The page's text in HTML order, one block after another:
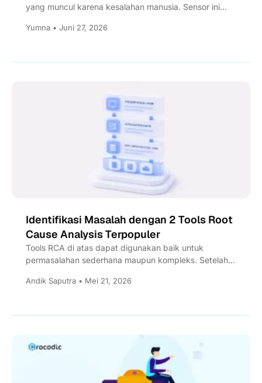
yang muncul karena kesalahan manusia. Sensor ini
Yumna • Juni 27, 2026
Identifikasi Masalah dengan 2 Tools Root
Cause Analysis Terpopuler
Tools RCA di atas dapat digunakan baik untuk
permasalahan sederhana maupun kompleks. Setelah
Andik Saputra • Mei 21, 2026